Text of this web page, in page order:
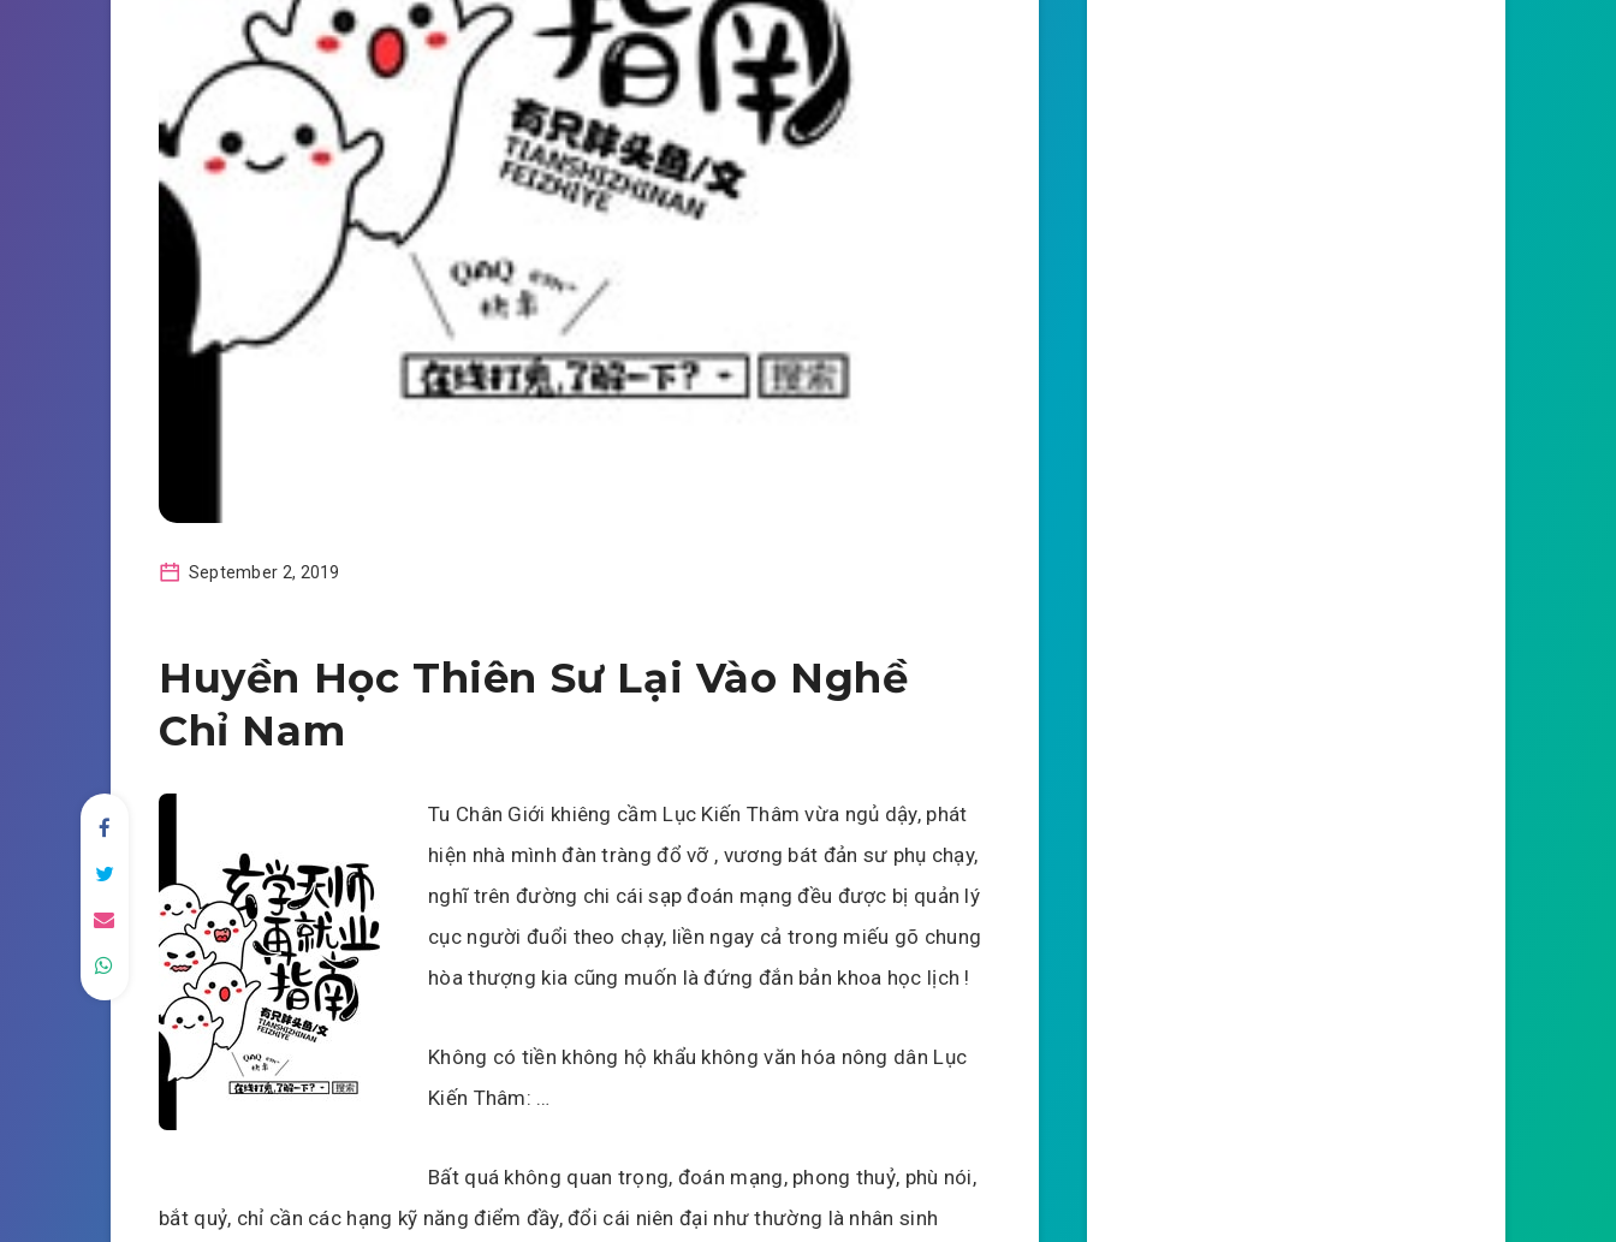
September 2, 2019
Huyền Học Thiên Sư Lại Vào Nghề
Chỉ Nam
Tu Chân Giới khiêng cầm Lục Kiến Thâm vừa ngủ dậy, phát
hiện nhà mình đàn tràng đổ vỡ , vương bát đản sư phụ chạy,
nghĩ trên đường chi cái sạp đoán mạng đều được bị quản lý
cục người đuổi theo chạy, liền ngay cả trong miếu gõ chung
hòa thượng kia cũng muốn là đứng đắn bản khoa học lịch !
Không có tiền không hộ khẩu không văn hóa nông dân Lục
Kiến Thâm: …
Bất quá không quan trọng, đoán mạng, phong thuỷ, phù nói,
bắt quỷ, chỉ cần các hạng kỹ năng điểm đầy, đổi cái niên đại như thường là nhân sinh